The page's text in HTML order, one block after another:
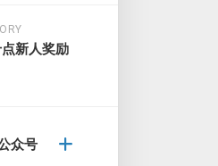
新人奖励
众号